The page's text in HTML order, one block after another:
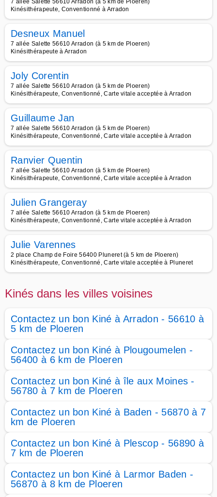
7 allée Salette 56610 Arradon (à 5 km de Ploeren)
Kinésithérapeute, Conventionné à Arradon
Desneux Manuel
7 allée Salette 56610 Arradon (à 5 km de Ploeren)
Kinésithérapeute à Arradon
Joly Corentin
7 allée Salette 56610 Arradon (à 5 km de Ploeren)
Kinésithérapeute, Conventionné, Carte vitale acceptée à Arradon
Guillaume Jan
7 allée Salette 56610 Arradon (à 5 km de Ploeren)
Kinésithérapeute, Conventionné, Carte vitale acceptée à Arradon
Ranvier Quentin
7 allée Salette 56610 Arradon (à 5 km de Ploeren)
Kinésithérapeute, Conventionné, Carte vitale acceptée à Arradon
Julien Grangeray
7 allée Salette 56610 Arradon (à 5 km de Ploeren)
Kinésithérapeute, Conventionné, Carte vitale acceptée à Arradon
Julie Varennes
2 place Champ de Foire 56400 Pluneret (à 5 km de Ploeren)
Kinésithérapeute, Conventionné, Carte vitale acceptée à Pluneret
Kinés dans les villes voisines
Contactez un bon Kiné à Arradon - 56610 à
5 km de Ploeren
Contactez un bon Kiné à Plougoumelen -
56400 à 6 km de Ploeren
Contactez un bon Kiné à île aux Moines -
56780 à 7 km de Ploeren
Contactez un bon Kiné à Baden - 56870 à 7
km de Ploeren
Contactez un bon Kiné à Plescop - 56890 à
7 km de Ploeren
Contactez un bon Kiné à Larmor Baden -
56870 à 8 km de Ploeren